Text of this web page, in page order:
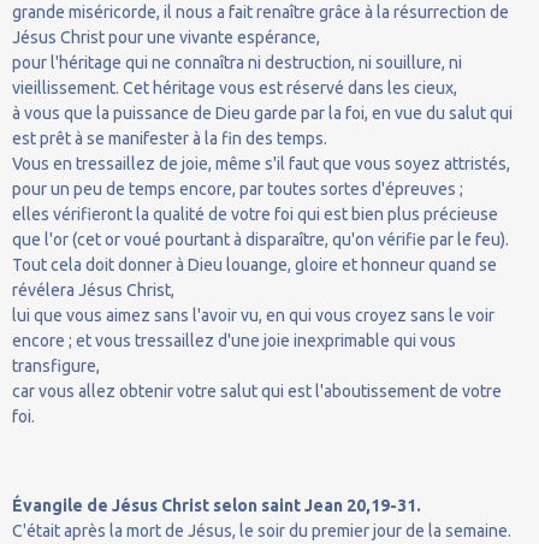
grande miséricorde, il nous a fait renaître grâce à la résurrection de
Jésus Christ pour une vivante espérance,
pour l'héritage qui ne connaîtra ni destruction, ni souillure, ni
vieillissement. Cet héritage vous est réservé dans les cieux,
à vous que la puissance de Dieu garde par la foi, en vue du salut qui
est prêt à se manifester à la fin des temps.
Vous en tressaillez de joie, même s'il faut que vous soyez attristés,
pour un peu de temps encore, par toutes sortes d'épreuves ;
elles vérifieront la qualité de votre foi qui est bien plus précieuse
que l'or (cet or voué pourtant à disparaître, qu'on vérifie par le feu).
Tout cela doit donner à Dieu louange, gloire et honneur quand se
révélera Jésus Christ,
lui que vous aimez sans l'avoir vu, en qui vous croyez sans le voir
encore ; et vous tressaillez d'une joie inexprimable qui vous
transfigure,
car vous allez obtenir votre salut qui est l'aboutissement de votre
foi.
Évangile de Jésus Christ selon saint Jean 20,19-31.
C'était après la mort de Jésus, le soir du premier jour de la semaine.